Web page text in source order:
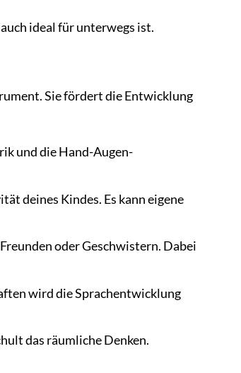
ideal für unterwegs ist.
Sie fördert die Entwicklung
und die Hand-Augen-
deines Kindes. Es kann eigene
oder Geschwistern. Dabei
wird die Sprachentwicklung
das räumliche Denken.